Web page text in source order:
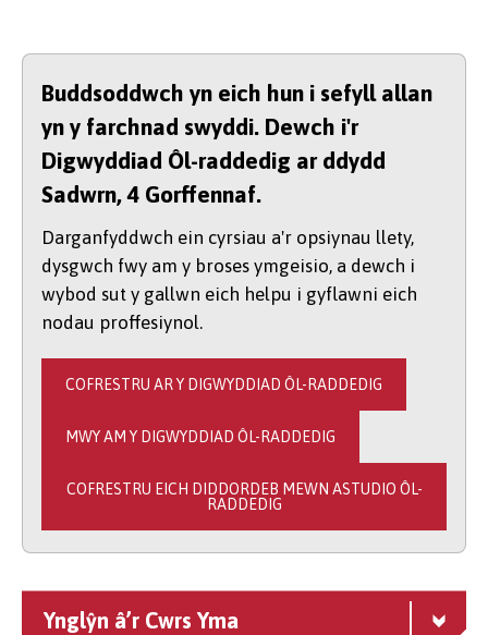
Buddsoddwch yn eich hun i sefyll allan
yn y farchnad swyddi. Dewch i'r
Digwyddiad Ôl-raddedig ar ddydd
Sadwrn, 4 Gorffennaf.
Darganfyddwch ein cyrsiau a'r opsiynau llety,
dysgwch fwy am y broses ymgeisio, a dewch i
wybod sut y gallwn eich helpu i gyflawni eich
nodau proffesiynol.
COFRESTRU AR Y DIGWYDDIAD ÔL-RADDEDIG
MWY AM Y DIGWYDDIAD ÔL-RADDEDIG
COFRESTRU EICH DIDDORDEB MEWN ASTUDIO ÔL-
RADDEDIG
Ynglŷn â’r Cwrs Yma